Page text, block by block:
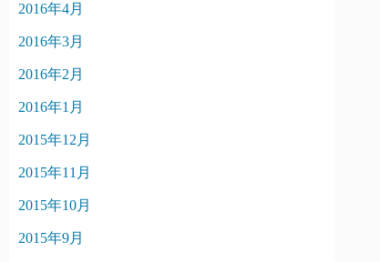
2016年4月
2016年3月
2016年2月
2016年1月
2015年12月
2015年11月
2015年10月
2015年9月